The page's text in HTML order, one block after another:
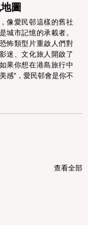
圖
像愛民邨這樣的舊社
城市記憶的承載者。
怖類型片重啟人們對
迷、文化旅人開啟了
果你想在港島旅行中
感”，愛民邨會是你不
查看全部